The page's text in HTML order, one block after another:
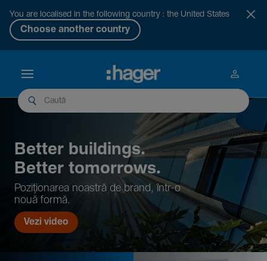
You are localised in the following country : the United States
Choose another country
Better buil­dings.
Better tomor­rows.
Pozi­țio­narea noastră de brand, într-o
nouă formă.
Vezi video